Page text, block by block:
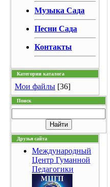
Музыка Сада
Песни Сада
Контакты
Категории каталога
Мои файлы [36]
Поиск
Друзья сайта
Международный
Центр Гуманной
Педагогики